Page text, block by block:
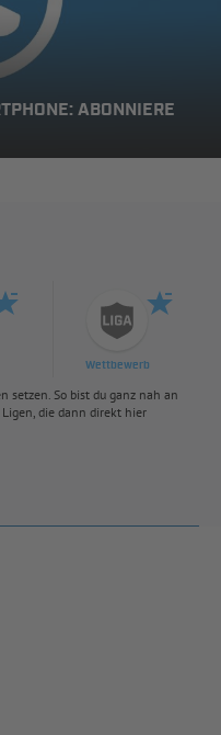
ABONNIERE
Wettbewerb
setzen. So bist du ganz nah an
die dann direkt hier